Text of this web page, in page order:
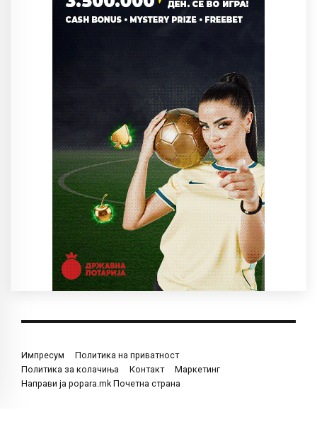
Импресум
Политика на приватност
Политика за колачиња
Контакт
Маркетинг
Направи ја popara.mk Почетна страна